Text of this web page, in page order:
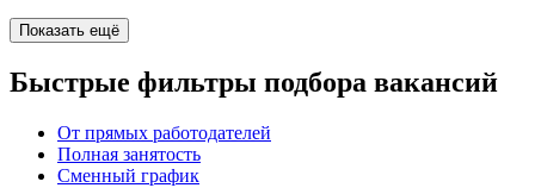
Показать ещё
Быстрые фильтры подбора вакансий
От прямых работодателей
Полная занятость
Сменный график